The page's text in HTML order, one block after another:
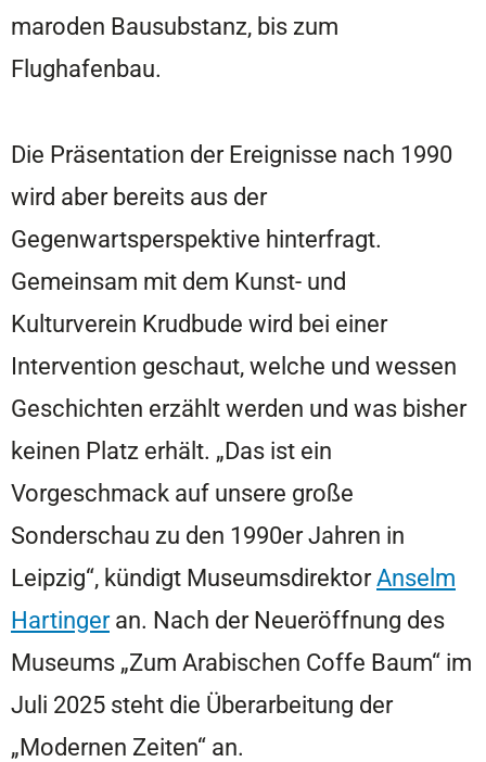
maroden Bausubstanz, bis zum
Flughafenbau.
Die Präsentation der Ereignisse nach 1990
wird aber bereits aus der
Gegenwartsperspektive hinterfragt.
Gemeinsam mit dem Kunst- und
Kulturverein Krudbude wird bei einer
Intervention geschaut, welche und wessen
Geschichten erzählt werden und was bisher
keinen Platz erhält. „Das ist ein
Vorgeschmack auf unsere große
Sonderschau zu den 1990er Jahren in
Leipzig“, kündigt MuseumsdirektorAnselm
Hartingeran. Nach der Neueröffnung des
Museums „Zum Arabischen Coffe Baum“ im
Juli 2025 steht die Überarbeitung der
„Modernen Zeiten“ an.